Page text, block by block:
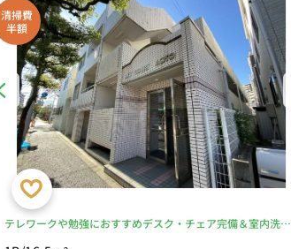
清掃費
半額
テレワークや勉強におすすめデスク・チェア完備＆室内洗濯